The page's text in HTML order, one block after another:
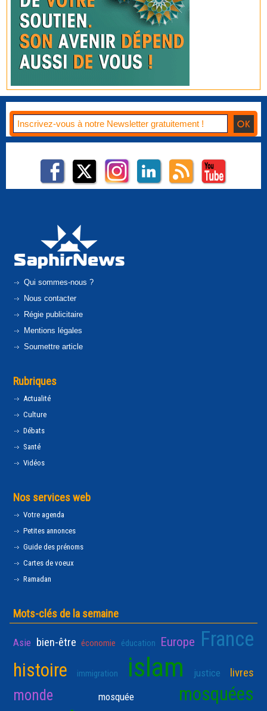
Qui sommes-nous ?
Nous contacter
Régie publicitaire
Mentions légales
Soumettre article
Rubriques
Actualité
Culture
Débats
Santé
Vidéos
Nos services web
Votre agenda
Petites annonces
Guide des prénoms
Cartes de voeux
Ramadan
Mots-clés de la semaine
Asie bien-être économie éducation Europe France
histoire immigration islam justice livres
monde mosquée mosquées